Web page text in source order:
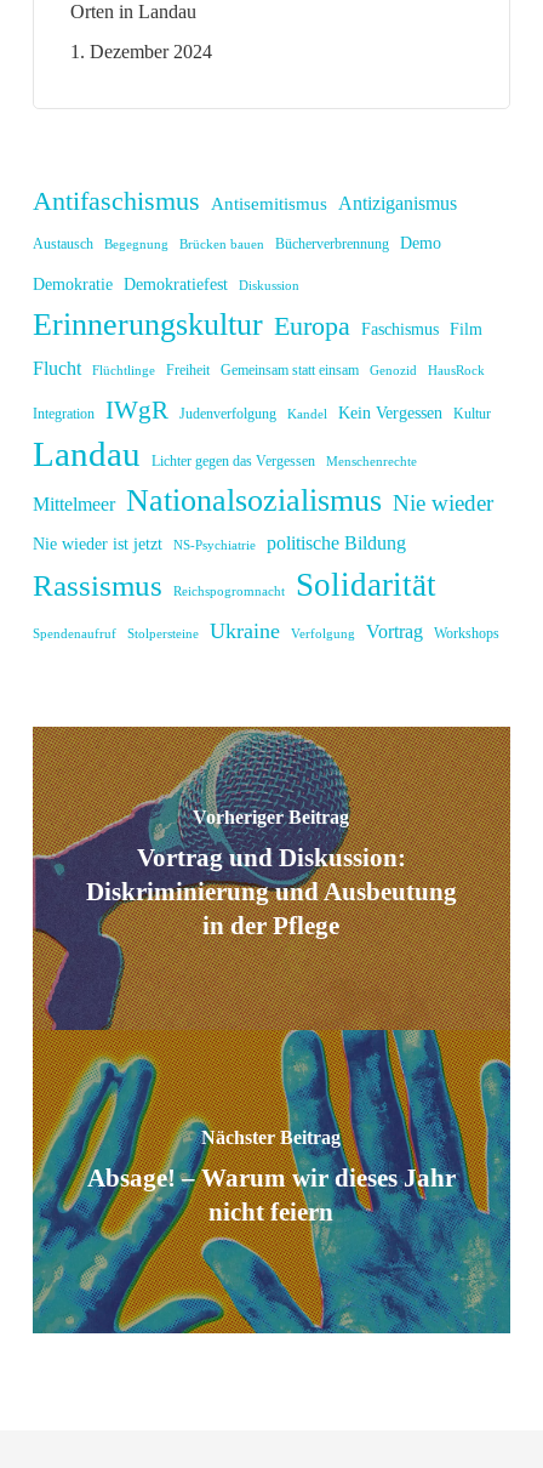
Orten in Landau
1. Dezember 2024
Antifaschismus Antisemitismus Antiziganismus
Austausch Begegnung Brücken bauen Bücherverbrennung Demo
Demokratie Demokratiefest Diskussion
Erinnerungskultur Europa Faschismus Film
Flucht Flüchtlinge Freiheit Gemeinsam statt einsam Genozid HausRock
Integration IWgR Judenverfolgung Kandel Kein Vergessen Kultur
Landau Lichter gegen das Vergessen Menschenrechte
Mittelmeer Nationalsozialismus Nie wieder
Nie wieder ist jetzt NS-Psychiatrie politische Bildung
Rassismus Reichspogromnacht Solidarität
Spendenaufruf Stolpersteine Ukraine Verfolgung Vortrag Workshops
Vorheriger Beitrag
Vortrag und Diskussion:
Diskriminierung und Ausbeutung
in der Pflege
Nächster Beitrag
Absage! – Warum wir dieses Jahr
nicht feiern